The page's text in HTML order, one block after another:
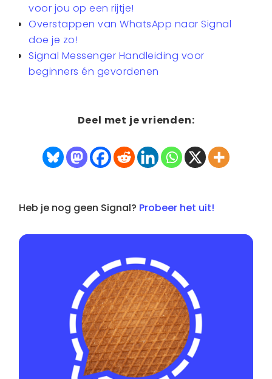
voor jou op een rijtje!
Overstappen van WhatsApp naar Signal
doe je zo!
Signal Messenger Handleiding voor
beginners én gevordenen
Deel met je vrienden:
Heb je nog geen Signal? Probeer het uit!